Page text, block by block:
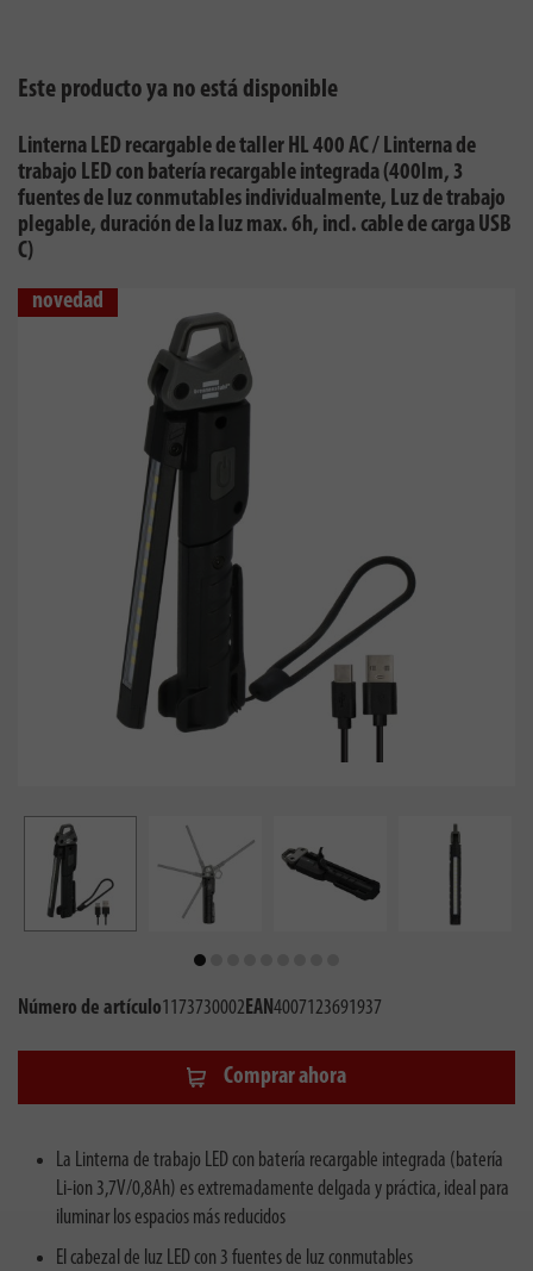
Este producto ya no está disponible
Linterna LED recargable de taller HL 400 AC / Linterna de
trabajo LED con batería recargable integrada (400lm, 3
fuentes de luz conmutables individualmente, Luz de trabajo
plegable, duración de la luz max. 6h, incl. cable de carga USB
C)
novedad
Número de artículo1173730002EAN4007123691937
Comprar ahora
La Linterna de trabajo LED con batería recargable integrada (batería
Li-ion 3,7V/0,8Ah) es extremadamente delgada y práctica, ideal para
iluminar los espacios más reducidos
El cabezal de luz LED con 3 fuentes de luz conmutables